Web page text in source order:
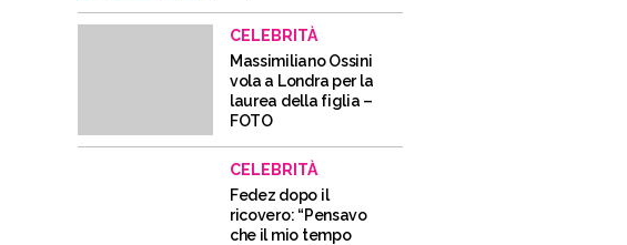
CELEBRITÀ
Massimiliano Ossini
vola a Londra per la
laurea della figlia –
FOTO
CELEBRITÀ
Fedez dopo il
ricovero: “Pensavo
che il mio tempo